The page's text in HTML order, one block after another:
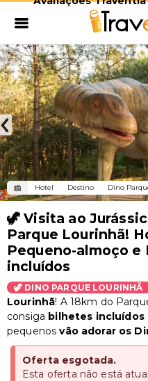
Hotel Destino Dino
🦖 Visita ao
Parque Lourinhã!
Pequeno-almoço e
incluídos
🦖 DINO PARQUE LOURINHÃ
Lourinhã! A 18km do
consiga bilhetes incluídos
pequenos vão adorar os
Oferta esgotada.
Esta oferta não está